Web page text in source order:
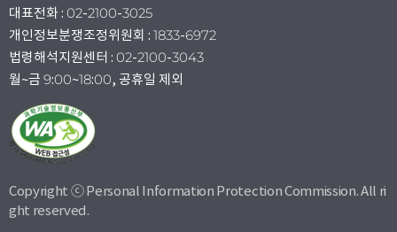
대표전화 : 02-2100-3025
개인정보분쟁조정위원회 : 1833-6972
법령해석지원센터 : 02-2100-3043
월~금 9:00~18:00, 공휴일 제외
Copyright ⓒ Personal Information Protection Commission. All ri
ght reserved.